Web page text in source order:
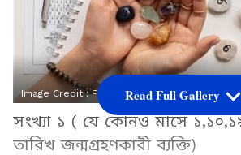
Image Credit :Freepik
সংখ্যা ১ ( যে কোনও মাসে
তারিখ জন্মগ্রহণকারী ব্যক্তি)
Read Full Gallery